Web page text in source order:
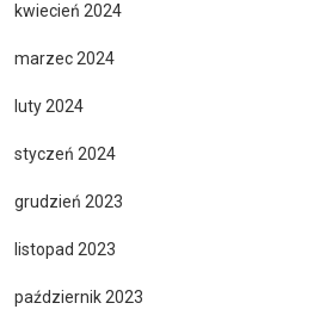
kwiecień 2024
marzec 2024
luty 2024
styczeń 2024
grudzień 2023
listopad 2023
październik 2023